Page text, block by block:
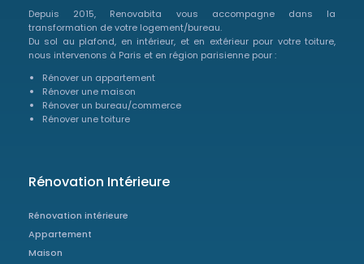
Depuis 2015, Renovabita vous accompagne dans la
transformation de votre logement/bureau.
Du sol au plafond, en intérieur, et en extérieur pour votre toiture,
nous intervenons à Paris et en région parisienne pour :
Rénover un appartement
Rénover une maison
Rénover un bureau/commerce
Rénover une toiture
Rénovation Intérieure
Rénovation intérieure
Appartement
Maison